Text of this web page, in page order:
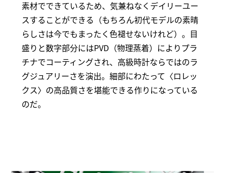
素材でできているため、気兼ねなくデイリーユー
スすることができる（もちろん初代モデルの素晴
らしさは今でもまったく色褪せないけれど）。目
盛りと数字部分にはPVD（物理蒸着）によりプラ
チナでコーティングされ、高級時計ならではのラ
グジュアリーさを演出。細部にわたって〈ロレッ
クス〉の高品質さを堪能できる作りになっている
のだ。